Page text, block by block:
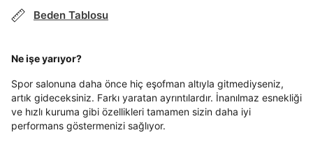
İşbankası Maximum 6
Akbank Axess
Beden Tablosu
Ne işe yarıyor?
Spor salonuna daha önce hiç eşofman altıyla gitmediyseniz,
artık gideceksiniz. Farkı yaratan ayrıntılardır. İnanılmaz esnekliği
ve hızlı kuruma gibi özellikleri tamamen sizin daha iyi
performans göstermenizi sağlıyor.
Mağazada Bul
Beden Seçin
Stok Bildirimi
Term Of Use
ipsum
aşağıdaki bilgileri giriniz.
E-posta Adresi *
Bir rakam
En az 1 özel karakter
Aşağıdakileri okudum ve kabul ediyorum:
sn
SMS Onay Kodu
sn
SMS Onay Kodu